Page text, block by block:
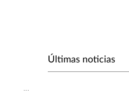
Últimas noticias